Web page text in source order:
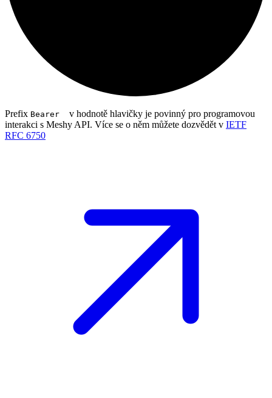
Prefix Bearer
v hodnotě hlavičky je povinný pro programovou
interakci s Meshy API. Více se o něm můžete dozvědět v IETF
RFC 6750